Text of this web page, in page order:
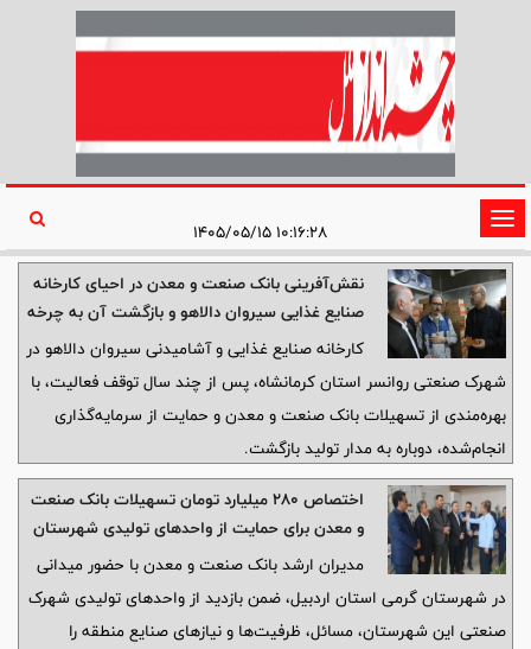
تغییر
وضعیت
ناوبری
نقش‌آفرینی بانک صنعت و معدن در احیای کارخانه
صنایع غذایی سیروان دالاهو و بازگشت آن به چرخه
تولید
کارخانه صنایع غذایی و آشامیدنی سیروان دالاهو در
شهرک صنعتی روانسر استان کرمانشاه، پس از چند سال توقف فعالیت، با
بهره‌مندی از تسهیلات بانک صنعت و معدن و حمایت از سرمایه‌گذاری
انجام‌شده، دوباره به مدار تولید بازگشت.
اختصاص ۲۸۰ میلیارد تومان تسهیلات بانک صنعت
و معدن برای حمایت از واحدهای تولیدی شهرستان
گرمی استان اردبیل
مدیران ارشد بانک صنعت و معدن با حضور میدانی
در شهرستان گرمی استان اردبیل، ضمن بازدید از واحدهای تولیدی شهرک
صنعتی این شهرستان، مسائل، ظرفیت‌ها و نیازهای صنایع منطقه را